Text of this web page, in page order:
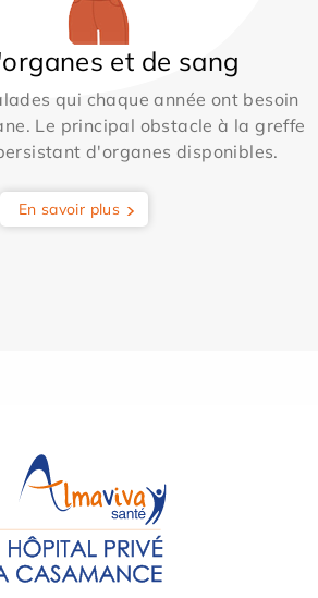
et de sang
qui chaque année ont besoin
Le principal obstacle à la greffe
d'organes disponibles.
En savoir plus